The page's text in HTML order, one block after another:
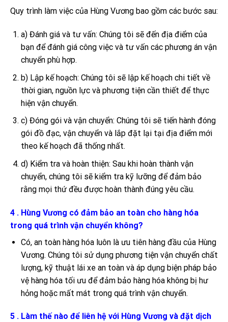
Quy trình làm việc của Hùng Vương bao gồm các bước sau:
a) Đánh giá và tư vấn: Chúng tôi sẽ đến địa điểm của
bạn để đánh giá công việc và tư vấn các phương án vận
chuyển phù hợp.
b) Lập kế hoạch: Chúng tôi sẽ lập kế hoạch chi tiết về
thời gian, nguồn lực và phương tiện cần thiết để thực
hiện vận chuyển.
c) Đóng gói và vận chuyển: Chúng tôi sẽ tiến hành đóng
gói đồ đạc, vận chuyển và lắp đặt lại tại địa điểm mới
theo kế hoạch đã thống nhất.
d) Kiểm tra và hoàn thiện: Sau khi hoàn thành vận
chuyển, chúng tôi sẽ kiểm tra kỹ lưỡng để đảm bảo
rằng mọi thứ đều được hoàn thành đúng yêu cầu.
4 . Hùng Vương có đảm bảo an toàn cho hàng hóa
trong quá trình vận chuyển không?
Có, an toàn hàng hóa luôn là ưu tiên hàng đầu của Hùng
Vương. Chúng tôi sử dụng phương tiện vận chuyển chất
lượng, kỹ thuật lái xe an toàn và áp dụng biện pháp bảo
vệ hàng hóa tối ưu để đảm bảo hàng hóa không bị hư
hỏng hoặc mất mát trong quá trình vận chuyển.
5 . Làm thế nào để liên hệ với Hùng Vương và đặt dịch